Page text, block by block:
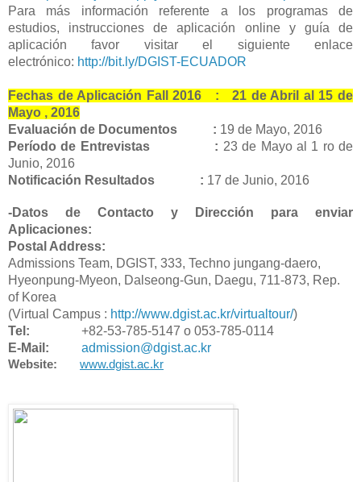
Para más información referente a los programas de
estudios, instrucciones de aplicación online y guía de
aplicación favor visitar el siguiente enlace
electrónico: http://bit.ly/DGIST-ECUADOR
Fechas de Aplicación Fall 2016 : 21 de Abril al 15 de
Mayo , 2016
Evaluación de Documentos : 19 de Mayo, 2016
Período de Entrevistas : 23 de Mayo al 1 ro de
Junio, 2016
Notificación Resultados : 17 de Junio, 2016
-Datos de Contacto y Dirección para enviar
Aplicaciones:
Postal Address:
Admissions Team, DGIST, 333, Techno jungang-daero,
Hyeonpung-Myeon, Dalseong-Gun, Daegu, 711-873, Rep.
of Korea
(Virtual Campus : http://www.dgist.ac.kr/virtualtour/)
Tel: +82-53-785-5147 o 053-785-0114
E-Mail: admission@dgist.ac.kr
Website: www.dgist.ac.kr